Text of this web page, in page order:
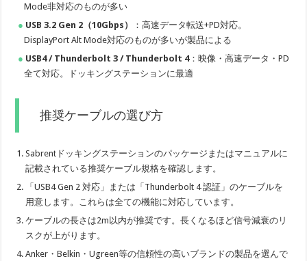
Mode非対応のものが多い
USB 3.2 Gen 2（10Gbps）
：高速データ転送+PD対応。
DisplayPort Alt Mode対応のものが多いが製品による
USB4 / Thunderbolt 3 / Thunderbolt 4：映像・高速データ・PD
全て対応。ドッキングステーションに最適
推奨ケーブルの選び方
Sabrentドッキングステーションのパッケージまたはマニュアルに
記載されている推奨ケーブル規格を確認します。
「USB4 Gen 2 対応」または「Thunderbolt 4 認証」のケーブルを
用意します。これらは全ての機能に対応しています。
ケーブルの長さは2m以内が推奨です。長くなるほど信号減衰のリ
スクが上がります。
Anker・Belkin・Ugreen等の信頼性の高いブランドの製品を選んで